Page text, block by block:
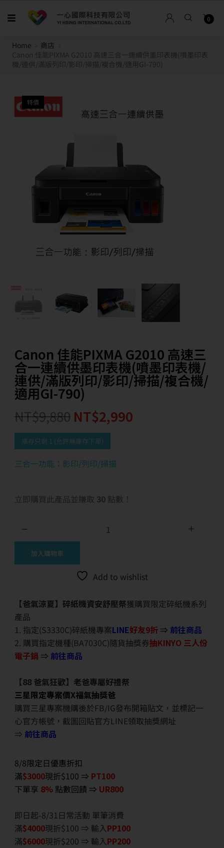
0
Home
商店
Canon 佳能PIXMA G2010 高速三合一連續供墨印表機(噴墨印表
機/連供/滿版列印/影印/掃描/複合機/適用GI-790)
特價
Canon 佳能PIXMA G2010 高速三
合一連續供墨印表機(噴墨印表機/
連供/滿版列印/影印/掃描/複合機/
適用GI-790)
NT$9,880 NT$2,990
庫存只剩 1 (允許無庫存下單)
三合一功能：影印/列印/掃描
立即購買此產品並賺取 30 點數！
加入購物車
Add to wishlist
【爸氣涼夏】碎紙機資安舒壓祭獲購買限定碎紙機系列
產品
1. 指定(S3330C)碎紙機專案LINE好友9折 ⇒ 前往商品
2. 購買指定機種(BA7030C)隨貨抽獎券抽KINYO 三人份
電子鍋 ⇒ 前往商品
【88 爸氣狂歡】老爸專屬好禮祭
三星限定專案價X福氣抽獎爸
購買三星專案機購後於FB/IG發布開箱貼文，並標記一
心官方帳號，截圖回貼官方LINE領取抽獎網址
⇒ 前往商品
8/8限定日優惠折扣
滿$3000現折$100 ⇒ PT100
下單享 8% 點數回饋 ⇒ UR800
即日起-8/31日常活動 單筆消費
滿$4000現折$100 ⇒ 輸入PP100
滿$6000現折$200 ⇒ 輸入PP200